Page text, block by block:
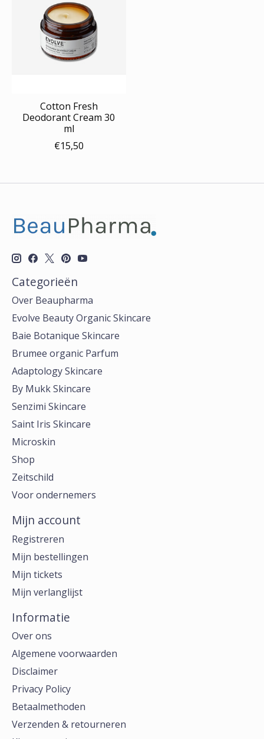
Cotton Fresh
Deodorant Cream 30
ml
€15,50
Categorieën
Over Beaupharma
Evolve Beauty Organic Skincare
Baie Botanique Skincare
Brumee organic Parfum
Adaptology Skincare
By Mukk Skincare
Senzimi Skincare
Saint Iris Skincare
Microskin
Shop
Zeitschild
Voor ondernemers
Mijn account
Registreren
Mijn bestellingen
Mijn tickets
Mijn verlanglijst
Informatie
Over ons
Algemene voorwaarden
Disclaimer
Privacy Policy
Betaalmethoden
Verzenden & retourneren